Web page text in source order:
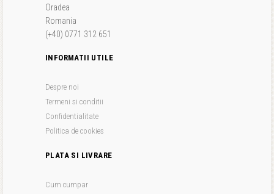
Oradea
Romania
(+40) 0771 312 651
INFORMATII UTILE
Despre noi
Termeni si conditii
Confidentialitate
Politica de cookies
PLATA SI LIVRARE
Cum cumpar